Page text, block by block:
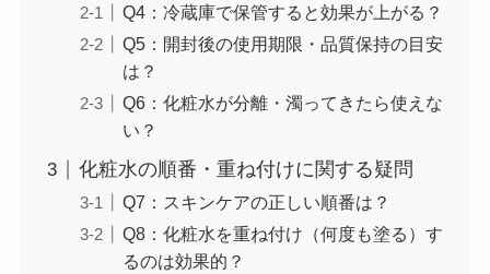
Q4：冷蔵庫で保管すると効果が上がる？
Q5：開封後の使用期限・品質保持の目安
は？
Q6：化粧水が分離・濁ってきたら使えな
い？
化粧水の順番・重ね付けに関する疑問
Q7：スキンケアの正しい順番は？
Q8：化粧水を重ね付け（何度も塗る）す
るのは効果的？